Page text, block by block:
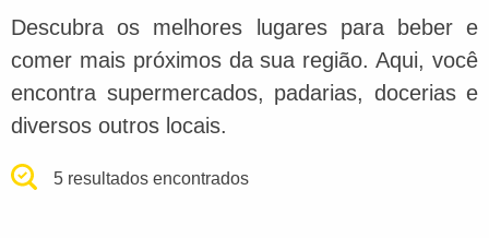
Descubra os melhores lugares para beber e
comer mais próximos da sua região. Aqui, você
encontra supermercados, padarias, docerias e
diversos outros locais.
5 resultados encontrados